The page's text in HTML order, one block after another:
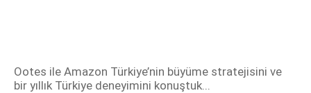
Ootes ile Amazon Türkiye’nin büyüme stratejisini ve
bir yıllık Türkiye deneyimini konuştuk...